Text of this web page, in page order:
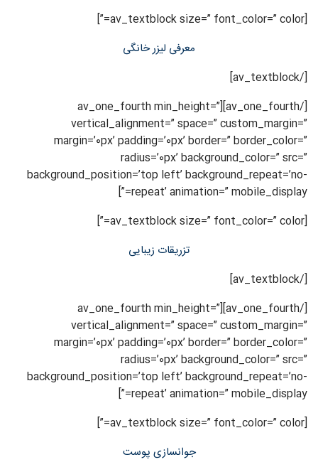
[av_textblock size=” font_color=” color=”]
معرفی لیزر خانگی
[/av_textblock]
[/av_one_fourth][av_one_fourth min_height=”
vertical_alignment=” space=” custom_margin=”
margin=’0px’ padding=’0px’ border=” border_color=”
radius=’0px’ background_color=” src=”
background_position=’top left’ background_repeat=’no-
repeat’ animation=” mobile_display=”]
[av_textblock size=” font_color=” color=”]
تزریقات زیبایی
[/av_textblock]
[/av_one_fourth][av_one_fourth min_height=”
vertical_alignment=” space=” custom_margin=”
margin=’0px’ padding=’0px’ border=” border_color=”
radius=’0px’ background_color=” src=”
background_position=’top left’ background_repeat=’no-
repeat’ animation=” mobile_display=”]
[av_textblock size=” font_color=” color=”]
جوانسازی پوست